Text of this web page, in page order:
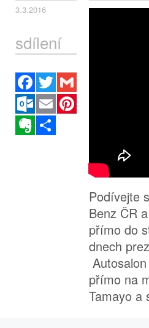
3.3.2016
sdílení
Facebook
Twitter
Outlook.com
Email
Evernote
Podívejte
Benz ČR
přímo do
dnech
přímo na
Tamayo a